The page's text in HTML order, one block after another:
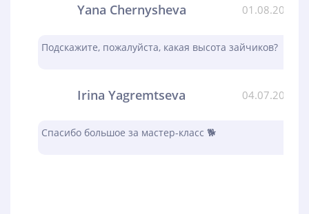
Yana Chernysheva 01.08.2023
Подскажите, пожалуйста, какая высота зайчиков?
Irina Yagremtseva 04.07.2023
Спасибо большое за мастер-класс 🐕